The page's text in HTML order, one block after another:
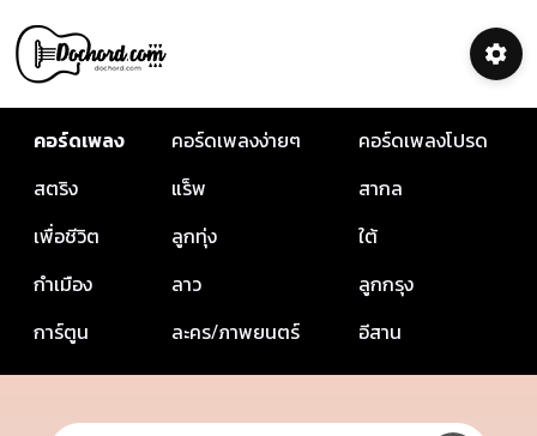
คอร์ดเพลง คอร์ดเพลงง่ายๆ
คอร์ดเพลงโปรด
สตริง
แร็พ
สากล
เพื่อชีวิต
ลูกทุ่ง
ใต้
กำเมือง
ลาว
ลูกกรุง
การ์ตูน
ละคร/ภาพยนตร์ อีสาน